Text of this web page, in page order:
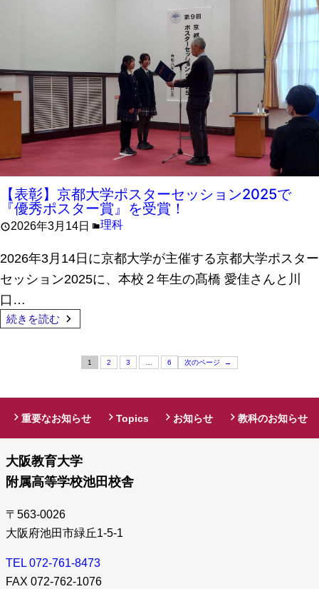
【表彰】京都大学ポスターセッション2025で
『優秀ポスター賞』を受賞！
2026年3月14日 理科
2026年3月14日に京都大学が主催する京都大学ポスター
セッション2025に、本校２年生の髙橋 愛佳さんと川
口…
続きを読む
1 2 3 … 6 次のページ →
重要なお知らせ Topics お知らせ 教科のお知らせ
大阪教育大学
附属高等学校池田校舎
〒563-0026
大阪府池田市緑丘1-5-1
TEL 072-761-8473
FAX 072-762-1076